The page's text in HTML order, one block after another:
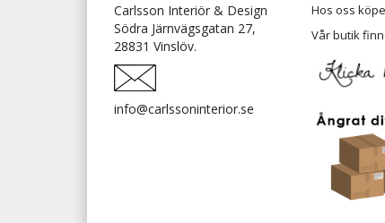
Carlsson Interiör & Design
Södra Järnvägsgatan 27,
28831 Vinslöv.
info@carlssoninterior.se
Hos oss
Vår butik